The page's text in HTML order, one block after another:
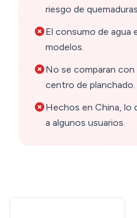
riesgo de quemaduras.
El consumo de agua
modelos.
No se comparan con
centro de planchado.
Hechos en China, lo
a algunos usuarios.